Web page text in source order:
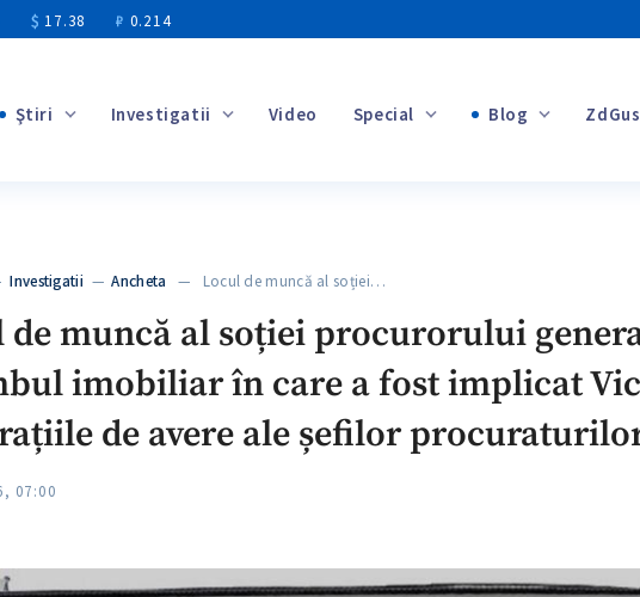
$ 17.38 ₽ 0.214
Ştiri Investigatii Video Special Blog
Investigatii —Ancheta — Locul de muncă al soției…
de muncă al soției procurorului
imobiliar în care a fost implicat
de avere ale șefilor
07:00